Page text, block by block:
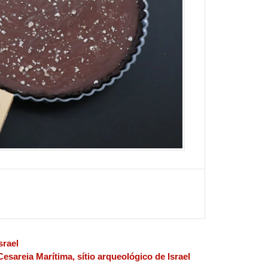
Marítima, sítio arqueológico de Israel